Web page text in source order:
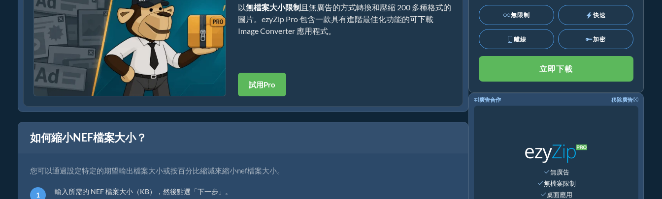
以無檔案大小限制且無廣告的方式轉換和壓縮 200 多種格式的
圖片。ezyZip Pro 包含一款具有進階最佳化功能的可下載
Image Converter 應用程式。
試用Pro
如何縮小NEF檔案大小？
您可以通過設定特定的期望輸出檔案大小或按百分比縮減來縮小nef檔案大小。
輸入所需的 NEF 檔案大小（KB），然後點選「下一步」。
無限制 快速
離線 加密
立即下載
廣告合作 移除廣告
無廣告
無檔案限制
桌面應用